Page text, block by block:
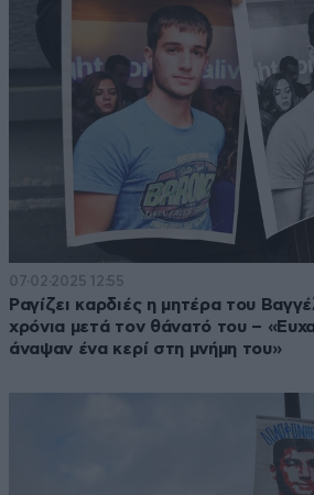
07·02·2025 12:55
Ραγίζει καρδιές η μητέρα του
χρόνια μετά τον θάνατό του –
άναψαν ένα κερί στη μνήμη του»